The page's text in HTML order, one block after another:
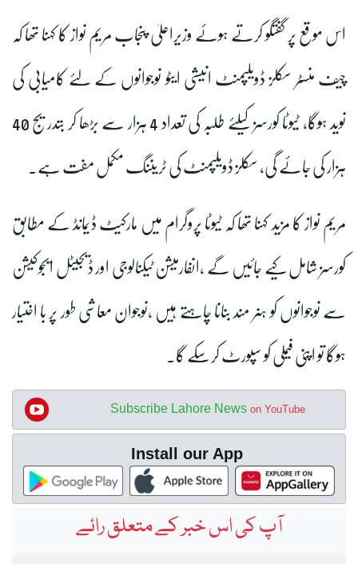
اس موقع پر گفتگو کرتے ہوئے وزیراعلیٰ پنجاب مریم نواز کا کہنا تھا کہ
چیف منسٹر سکلز ڈویلپمنٹ انیشی ایٹو نوجوانوں کے لئے کامیابی کی
نوید ہوگا، ٹیوٹا کورسز کیلئے طلبہ کی تعداد 4 ہزار سے بڑھا کر بتدریج 40
ہزار کی جائے گی، سکلز ڈویلپمنٹ کی ٹریننگ مکمل مفت ہے۔
مریم نواز کا مزید کہنا تھا کہ ٹیوٹا پروگرام میں مارکیٹ ڈیمانڈ کے مطابق
کورسز شامل کیے جائیں گے ،انفارمیشن ٹیکنالوجی اور ڈیجیٹل ایجوکیشن
سے نوجوانوں کو ہنر مند بنانا چاہتے ہیں ،نوجوان معاشی طور پر با اختیار
ہوگا تو اپنی فیملی کو سپورٹ کرسکے گا۔
Subscribe Lahore News on YouTube
Install our App
آپ کی اس خبر کے متعلق رائے